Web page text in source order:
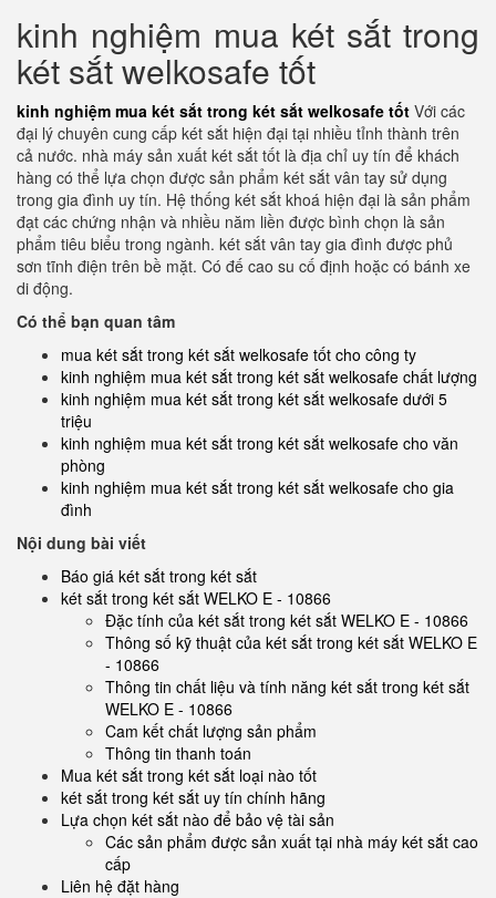
kinh nghiệm mua két sắt trong
két sắt welkosafe tốt
kinh nghiệm mua két sắt trong két sắt welkosafe tốt Với các
đại lý chuyên cung cấp két sắt hiện đại tại nhiều tỉnh thành trên
cả nước. nhà máy sản xuất két sắt tốt là địa chỉ uy tín để khách
hàng có thể lựa chọn được sản phẩm két sắt vân tay sử dụng
trong gia đình uy tín. Hệ thống két sắt khoá hiện đại là sản phẩm
đạt các chứng nhận và nhiều năm liền được bình chọn là sản
phẩm tiêu biểu trong ngành. két sắt vân tay gia đình được phủ
sơn tĩnh điện trên bề mặt. Có đế cao su cố định hoặc có bánh xe
di động.
Có thể bạn quan tâm
mua két sắt trong két sắt welkosafe tốt cho công ty
kinh nghiệm mua két sắt trong két sắt welkosafe chất lượng
kinh nghiệm mua két sắt trong két sắt welkosafe dưới 5
triệu
kinh nghiệm mua két sắt trong két sắt welkosafe cho văn
phòng
kinh nghiệm mua két sắt trong két sắt welkosafe cho gia
đình
Nội dung bài viết
Báo giá két sắt trong két sắt
két sắt trong két sắt WELKO E - 10866
Đặc tính của két sắt trong két sắt WELKO E - 10866
Thông số kỹ thuật của két sắt trong két sắt WELKO E
- 10866
Thông tin chất liệu và tính năng két sắt trong két sắt
WELKO E - 10866
Cam kết chất lượng sản phẩm
Thông tin thanh toán
Mua két sắt trong két sắt loại nào tốt
két sắt trong két sắt uy tín chính hãng
Lựa chọn két sắt nào để bảo vệ tài sản
Các sản phẩm được sản xuất tại nhà máy két sắt cao
cấp
Liên hệ đặt hàng